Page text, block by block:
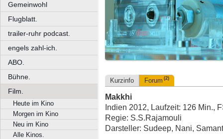
Gemeinwohl
Flugblatt.
trailer-ruhr podcast.
engels zahl-ich.
ABO.
Bühne.
Film.
Heute im Kino
Morgen im Kino
Neu im Kino
Alle Kinos.
Kurzinfo Forum (2)
Makkhi
Indien 2012, Laufzeit: 126 Min.,
Regie: S.S.Rajamouli
Darsteller: Sudeep, Nani,